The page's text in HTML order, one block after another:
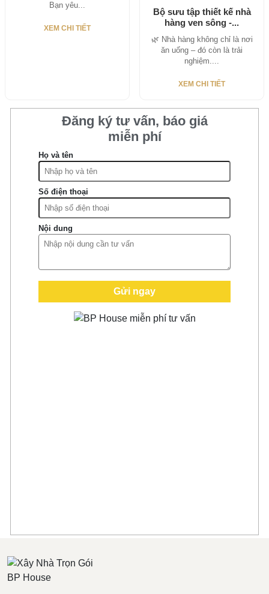
Bạn yêu...
XEM CHI TIẾT
Bộ sưu tập thiết kế nhà
hàng ven sông -...
🌿 Nhà hàng không chỉ là nơi
ăn uống – đó còn là trải
nghiệm....
XEM CHI TIẾT
Đăng ký tư vấn, báo giá
miễn phí
Họ và tên
Số điện thoại
Nội dung